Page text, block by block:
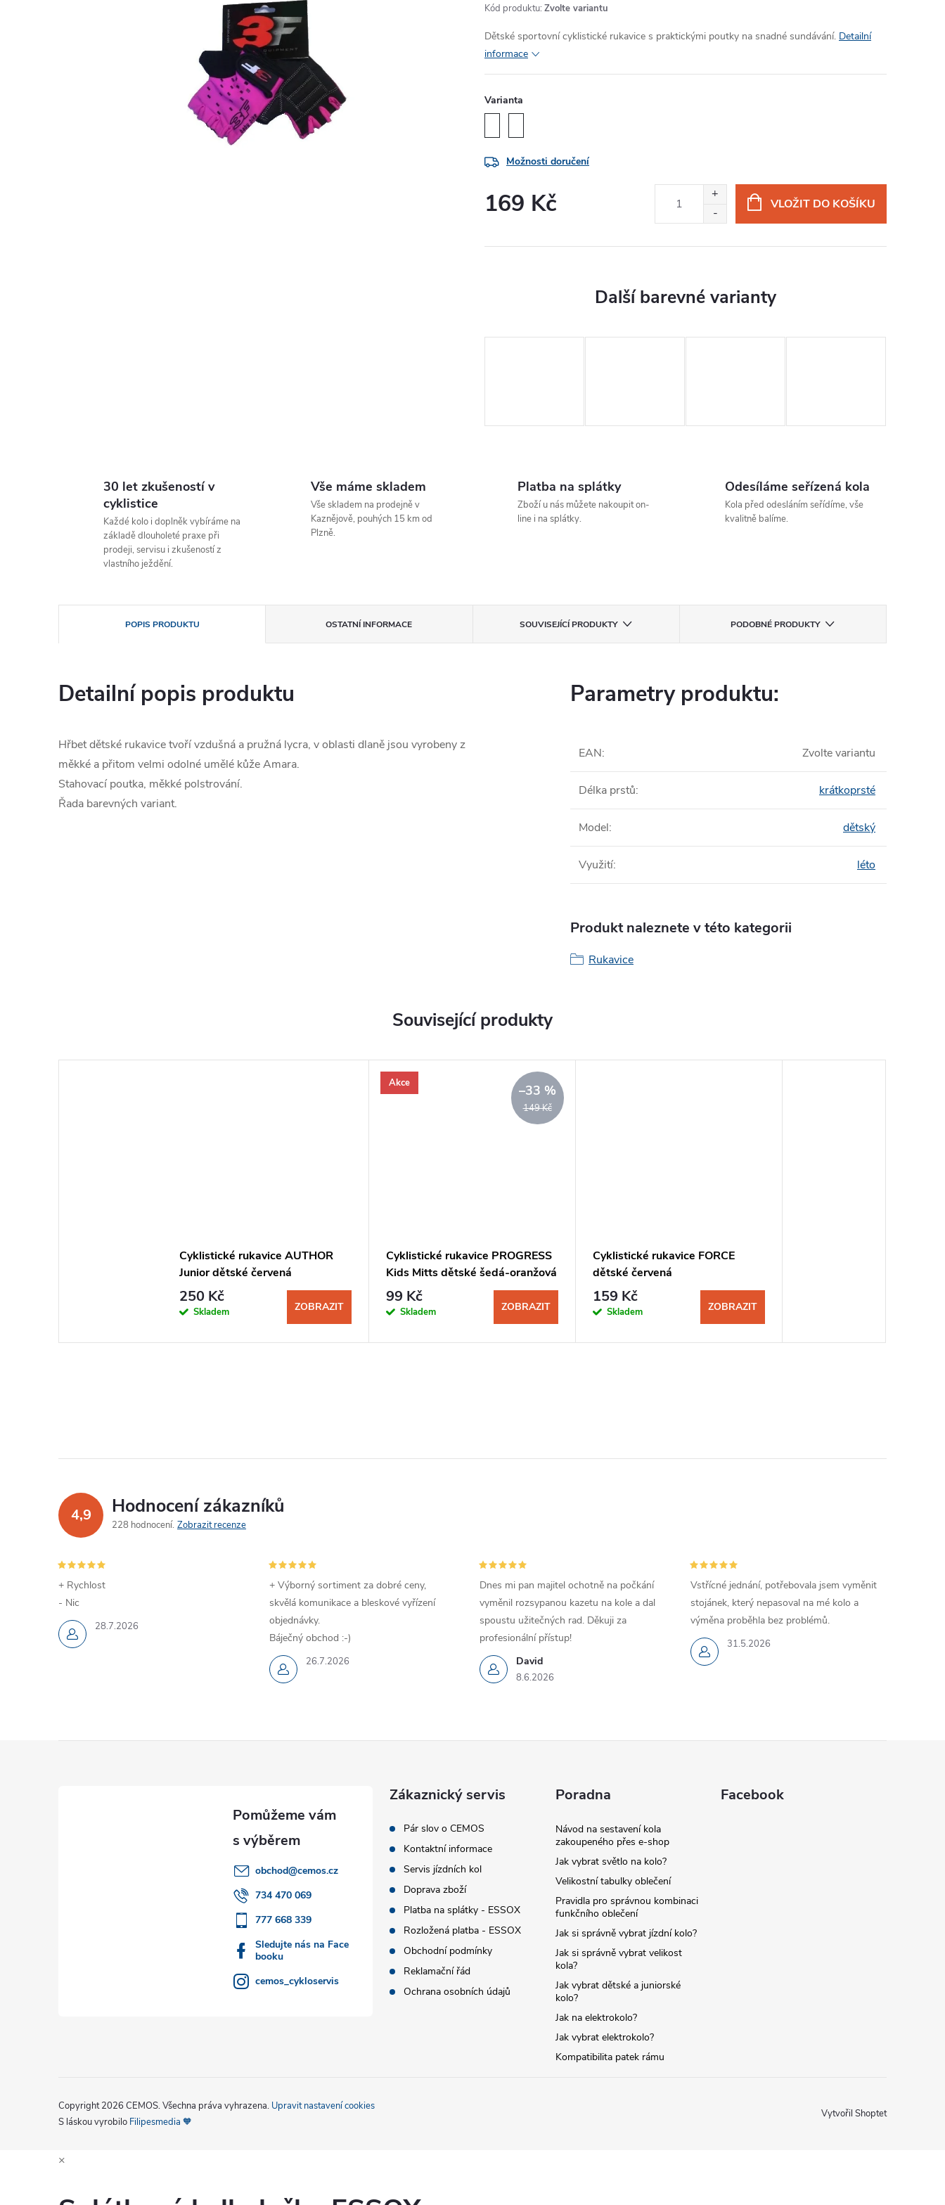
Kód produktu: Zvolte variantu
Dětské sportovní cyklistické rukavice s praktickými poutky na snadné sundávání. Detailní
informace
Varianta
Možnosti doručení
169 Kč VLOŽIT DO KOŠÍKU
30 let zkušeností v
cyklistice
Každé kolo i doplněk vybíráme na
základě dlouholeté praxe při
prodeji, servisu i zkušeností z
vlastního ježdění.
Vše máme skladem
Vše skladem na prodejně v
Kaznějově, pouhých 15 km od
Plzně.
Platba na splátky
Zboží u nás můžete nakoupit on-
line i na splátky.
Odesíláme seřízená kola
Kola před odesláním seřídíme, vše
kvalitně balíme.
POPIS PRODUKTU OSTATNÍ INFORMACE SOUVISEJÍCÍ PRODUKTY PODOBNÉ PRODUKTY
Detailní popis produktu
Hřbet dětské rukavice tvoří vzdušná a pružná lycra, v oblasti dlaně jsou vyrobeny z
měkké a přitom velmi odolné umělé kůže Amara.
Stahovací poutka, měkké polstrování.
Řada barevných variant.
Parametry produktu:
EAN: Zvolte variantu
Délka prstů: krátkoprsté
Model: dětský
Využití: léto
Produkt naleznete v této kategorii
Rukavice
Související produkty
Cyklistické rukavice AUTHOR
Junior dětské červená
250 Kč
Skladem ZOBRAZIT
Akce
149 Kč
–33 %
Cyklistické rukavice PROGRESS
Kids Mitts dětské šedá-oranžová
99 Kč
Skladem ZOBRAZIT
Cyklistické rukavice FORCE
dětské červená
159 Kč
Skladem ZOBRAZIT
4,9 Hodnocení zákazníků
228 hodnocení Zobrazit recenze
28.7.2026
+ Rychlost
- Nic
26.7.2026
+ Výborný sortiment za dobré ceny,
skvělá komunikace a bleskové vyřízení
objednávky.
Báječný obchod :-)
David
8.6.2026
Dnes mi pan majitel ochotně na počkání
vyměnil rozsypanou kazetu na kole a dal
spoustu užitečných rad. Děkuji za
profesionální přístup!
31.5.2026
Vstřícné jednání, potřebovala jsem vyměnit
stojánek, který nepasoval na mé kolo a
výměna proběhla bez problémů.
obchod@cemos.cz
734 470 069
777 668 339
Sledujte nás na Face
booku
cemos_cykloservis
Zákaznický servis
Pár slov o CEMOS
Kontaktní informace
Servis jízdních kol
Doprava zboží
Platba na splátky - ESSOX
Rozložená platba - ESSOX
Obchodní podmínky
Reklamační řád
Ochrana osobních údajů
Poradna
Návod na sestavení kola
zakoupeného přes e-shop
Jak vybrat světlo na kolo?
Velikostní tabulky oblečení
Pravidla pro správnou kombinaci
funkčního oblečení
Jak si správně vybrat jízdní kolo?
Jak si správně vybrat velikost
kola?
Jak vybrat dětské a juniorské
kolo?
Jak na elektrokolo?
Jak vybrat elektrokolo?
Kompatibilita patek rámu
Facebook
Vytvořil Shoptet
Copyright 2026 CEMOS. Všechna práva vyhrazena. Upravit nastavení cookies
S láskou vyrobilo Filipesmedia 🧡
×